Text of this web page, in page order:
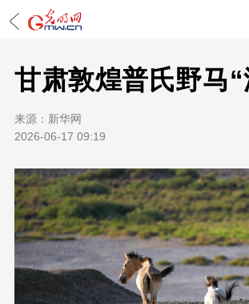
甘肃敦煌普氏野马“
来源： 新华网
2026-06-17 09:19